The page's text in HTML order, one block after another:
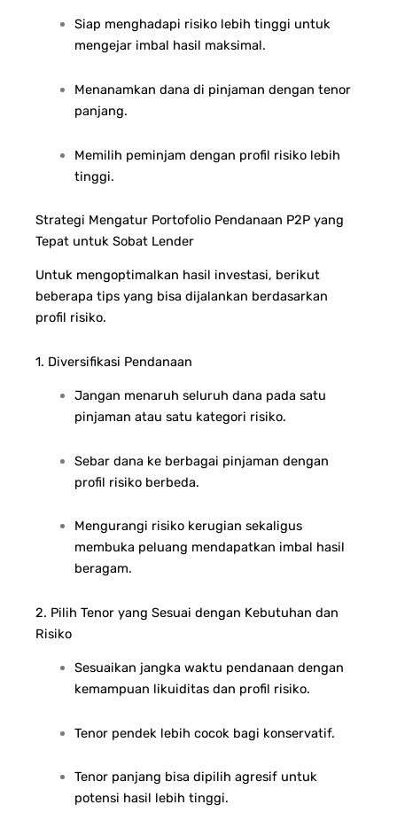
Siap menghadapi risiko lebih tinggi untuk
mengejar imbal hasil maksimal.
Menanamkan dana di pinjaman dengan tenor
panjang.
Memilih peminjam dengan profil risiko lebih
tinggi.
Strategi Mengatur Portofolio Pendanaan P2P yang
Tepat untuk Sobat Lender
Untuk mengoptimalkan hasil investasi, berikut
beberapa tips yang bisa dijalankan berdasarkan
profil risiko.
1. Diversifikasi Pendanaan
Jangan menaruh seluruh dana pada satu
pinjaman atau satu kategori risiko.
Sebar dana ke berbagai pinjaman dengan
profil risiko berbeda.
Mengurangi risiko kerugian sekaligus
membuka peluang mendapatkan imbal hasil
beragam.
2. Pilih Tenor yang Sesuai dengan Kebutuhan dan
Risiko
Sesuaikan jangka waktu pendanaan dengan
kemampuan likuiditas dan profil risiko.
Tenor pendek lebih cocok bagi konservatif.
Tenor panjang bisa dipilih agresif untuk
potensi hasil lebih tinggi.